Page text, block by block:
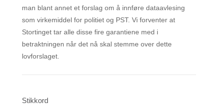
man blant annet et forslag om å innføre dataavlesing
som virkemiddel for politiet og PST. Vi forventer at
Stortinget tar alle disse fire garantiene med i
betraktningen når det nå skal stemme over dette
lovforslaget.
Stikkord